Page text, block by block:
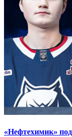
«Нефтехимик»